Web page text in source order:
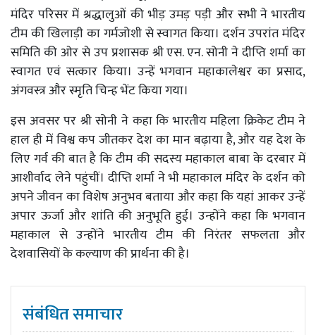
मंदिर परिसर में श्रद्धालुओं की भीड़ उमड़ पड़ी और सभी ने भारतीय
टीम की खिलाड़ी का गर्मजोशी से स्वागत किया। दर्शन उपरांत मंदिर
समिति की ओर से उप प्रशासक श्री एस. एन. सोनी ने दीप्ति शर्मा का
स्वागत एवं सत्कार किया। उन्हें भगवान महाकालेश्वर का प्रसाद,
अंगवस्त्र और स्मृति चिन्ह भेंट किया गया।
इस अवसर पर श्री सोनी ने कहा कि भारतीय महिला क्रिकेट टीम ने
हाल ही में विश्व कप जीतकर देश का मान बढ़ाया है, और यह देश के
लिए गर्व की बात है कि टीम की सदस्य महाकाल बाबा के दरबार में
आशीर्वाद लेने पहुंचीं। दीप्ति शर्मा ने भी महाकाल मंदिर के दर्शन को
अपने जीवन का विशेष अनुभव बताया और कहा कि यहां आकर उन्हें
अपार ऊर्जा और शांति की अनुभूति हुई। उन्होंने कहा कि भगवान
महाकाल से उन्होंने भारतीय टीम की निरंतर सफलता और
देशवासियों के कल्याण की प्रार्थना की है।
संबंधित समाचार